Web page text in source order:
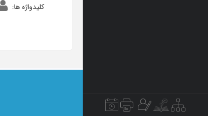
کلیدواژه ها: